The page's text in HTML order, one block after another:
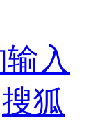
入
搜狐